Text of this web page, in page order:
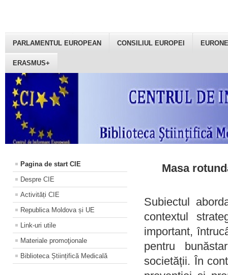
PARLAMENTUL EUROPEAN CONSILIUL EUROPEI
ERASMUS+
Pagina de start CIE
Despre CIE
Activități CIE
Republica Moldova și UE
Link-uri utile
Materiale promoţionale
Biblioteca Științifică Medicală
Masa
Subiectul
contextul
important,
pentru
societății. În